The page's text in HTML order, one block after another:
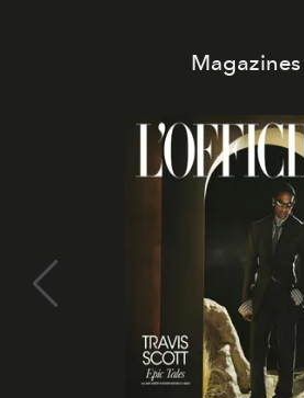
Magazines